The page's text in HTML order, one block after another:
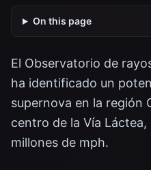
On this page
El Observatorio de
ha identificado un
supernova en la región
centro de la Vía
millones de mph.